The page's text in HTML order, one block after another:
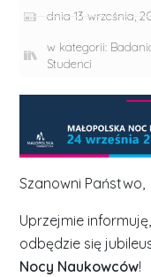
dnia 13 września,
w kategorii:
Studenci
Szanowni Państwo,
Uprzejmie
odbędzie się
Nocy Naukowców!